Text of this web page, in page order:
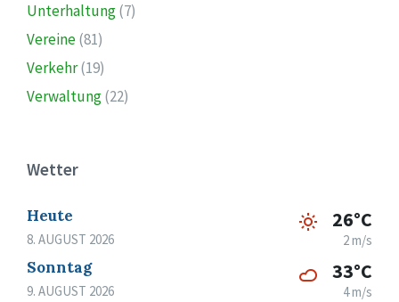
Unterhaltung(7)
Vereine(81)
Verkehr(19)
Verwaltung(22)
Wetter
Heute
8. AUGUST 2026
26°C
2 m/s
Sonntag
9. AUGUST 2026
33°C
4 m/s